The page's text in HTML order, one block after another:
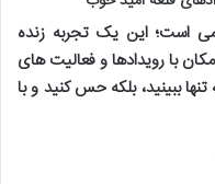
است؛ این یک تجربه زنده
با رویدادها و فعالیت های
ببینید، بلکه حس کنید و با